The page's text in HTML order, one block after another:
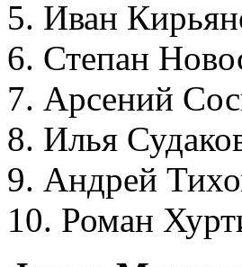
5. Иван
6. Степан
7. Арсений
8. Илья
9. Андрей
10. Роман